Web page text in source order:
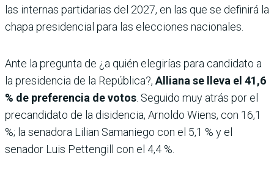
las internas partidarias del 2027, en las que se definirá la
chapa presidencial para las elecciones nacionales.
Ante la pregunta de ¿a quién elegirías para candidato a
la presidencia de la República?, Alliana se lleva el 41,6
% de preferencia de votos . Seguido muy atrás por el
precandidato de la disidencia, Arnoldo Wiens, con 16,1
%; la senadora Lilian Samaniego con el 5,1 % y el
senador Luis Pettengill con el 4,4 %.